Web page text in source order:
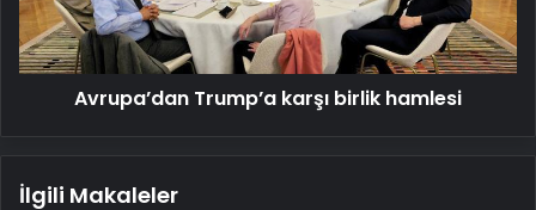
Avrupa’dan Trump’a karşı birlik hamlesi
İlgili Makaleler